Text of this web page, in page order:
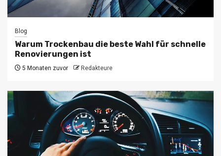
Blog
Warum Trockenbau die beste Wahl für schnelle
Renovierungen ist
5 Monaten zuvor Redakteure